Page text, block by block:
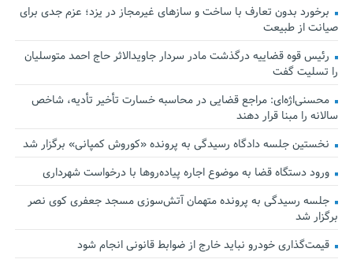
برخورد بدون تعارف با ساخت‌ و سازهای غیرمجاز در یزد؛ عزم جدی برای
صیانت از طبیعت
رئیس قوه قضاییه درگذشت مادر سردار جاویدالاثر حاج احمد متوسلیان
را تسلیت گفت
محسنی‌اژه‌ای: مراجع قضایی در محاسبه خسارت تأخیر تأدیه، شاخص
سالانه را مبنا قرار دهند
نخستین جلسه دادگاه رسیدگی به پرونده «کوروش کمپانی» برگزار شد
ورود دستگاه قضا به موضوع اجاره پیاده‌روها با درخواست شهرداری
جلسه رسیدگی به پرونده متهمان آتش‌سوزی مسجد جعفری کوی نصر
برگزار شد
قیمت‌گذاری خودرو نباید خارج از ضوابط قانونی انجام شود